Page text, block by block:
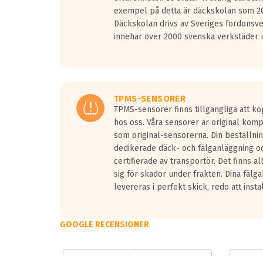
Vid körning i över 50km/h brukar
På däckmärkningen kommer det finnas en
medans de vita vågorna påvisar om det är ett tyst
Ett däck med tre svarta vågor uppnår de
exempel på detta är däckskolan som
Däckskolan drivs av Sveriges
innehar över 2000 svenska verkstäder
TPMS-SENSORER
TPMS-sensorer finns tillgängliga att
hos oss. Våra sensorer är original
som original-sensorerna. Din
dedikerade däck- och fälganläggning
certifierade av transportör. Det finns
sig för skador under frakten. Dina
levereras i perfekt skick, redo att
GOOGLE RECENSIONER